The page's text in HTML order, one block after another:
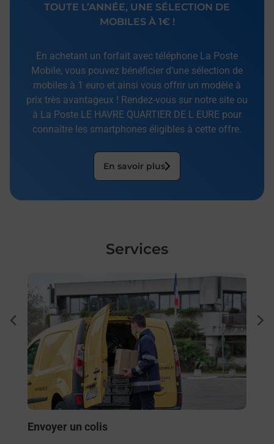
TOUTE L’ANNÉE, UNE SÉLECTION DE
MOBILES À 1€ !
En achetant un forfait avec téléphone La Poste
Mobile, vous pouvez bénéficier d’une sélection de
mobiles à 1 euro et ainsi vous offrir un modèle à
prix très avantageux ! Rendez-vous sur notre site ou
à La Poste LE HAVRE QUARTIER DE L EURE pour
connaître les smartphones éligibles à cette offre.
En savoir plus
Services
En savoir plus
Envoyer un colis